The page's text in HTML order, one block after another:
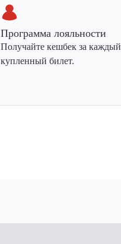
Программа лояльности
Получайте кешбек за каждый
купленный билет.